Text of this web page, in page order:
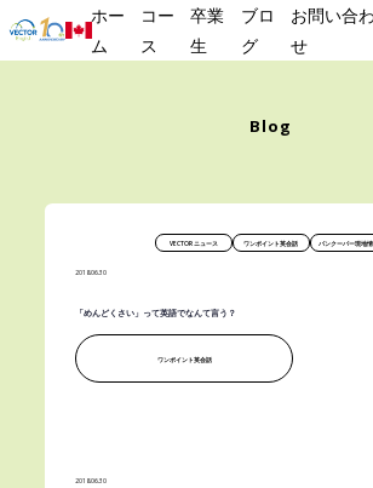
ホー
ム
コー
ス
卒業
生
ブロ
グ
お問い合わ
せ
Home> ブログ
Blog
VECTOR ニュース ワンポイント英会話 バンクーバー現地
2018.06.30
「めんどくさい」って英語でなんて言う？
ワンポイント英会話
2018.06.30